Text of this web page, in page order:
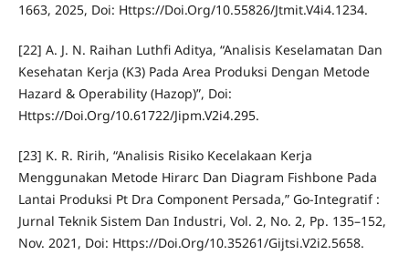
1663, 2025, Doi: Https://Doi.Org/10.55826/Jtmit.V4i4.1234.
[22] A. J. N. Raihan Luthfi Aditya, “Analisis Keselamatan Dan
Kesehatan Kerja (K3) Pada Area Produksi Dengan Metode
Hazard & Operability (Hazop)”, Doi:
Https://Doi.Org/10.61722/Jipm.V2i4.295.
[23] K. R. Ririh, “Analisis Risiko Kecelakaan Kerja
Menggunakan Metode Hirarc Dan Diagram Fishbone Pada
Lantai Produksi Pt Dra Component Persada,” Go-Integratif :
Jurnal Teknik Sistem Dan Industri, Vol. 2, No. 2, Pp. 135–152,
Nov. 2021, Doi: Https://Doi.Org/10.35261/Gijtsi.V2i2.5658.